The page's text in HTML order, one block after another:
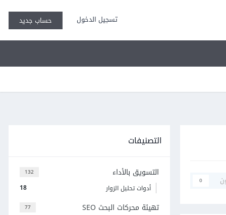
تسجيل الدخول حساب جديد
0
التصنيفات
132 التسويق بالأداء
18 أدوات تحليل الزوار
77 تهيئة محركات البحث SEO